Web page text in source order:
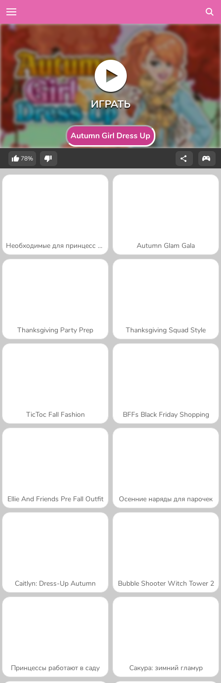
Autumn Girl Dress Up
78%
Необходимые для принцесс вещи для осени Autumn Glam Gala
Thanksgiving Party Prep Thanksgiving Squad Style
TicToc Fall Fashion BFFs Black Friday Shopping
Ellie And Friends Pre Fall Outfit Осенние наряды для парочек
Caitlyn: Dress-Up Autumn Bubble Shooter Witch Tower 2
Принцессы работают в саду Сакура: зимний гламур